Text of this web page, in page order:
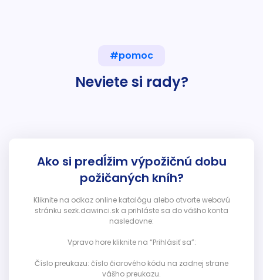
#pomoc
Neviete si rady?
Ako si predĺžim výpožičnú dobu
požičaných kníh?
Kliknite na odkaz online katalógu alebo otvorte webovú
stránku sezk.dawinci.sk a prihláste sa do vášho konta
nasledovne:
Vpravo hore kliknite na “Prihlásiť sa”:
Číslo preukazu: číslo čiarového kódu na zadnej strane
vášho preukazu.